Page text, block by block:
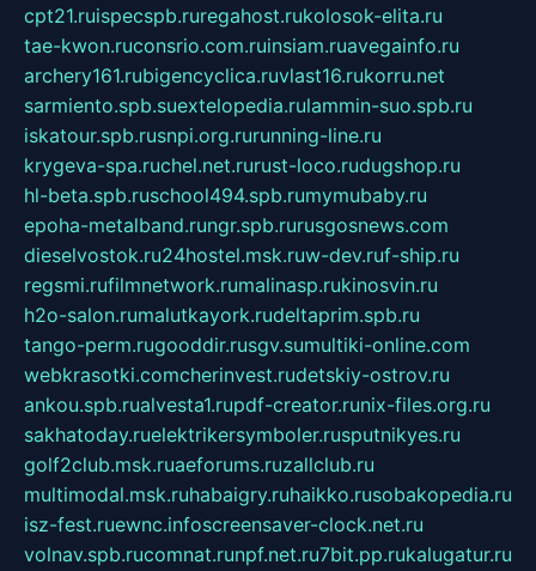
cpt21.ruispecspb.ruregahost.rukolosok-elita.ru
tae-kwon.ruconsrio.com.ruinsiam.ruavegainfo.ru
archery161.rubigencyclica.ruvlast16.rukorru.net
sarmiento.spb.suextelopedia.rulammin-suo.spb.ru
iskatour.spb.rusnpi.org.rurunning-line.ru
krygeva-spa.ruchel.net.rurust-loco.rudugshop.ru
hl-beta.spb.ruschool494.spb.rumymubaby.ru
epoha-metalband.rungr.spb.rurusgosnews.com
dieselvostok.ru24hostel.msk.ruw-dev.ruf-ship.ru
regsmi.rufilmnetwork.rumalinasp.rukinosvin.ru
h2o-salon.rumalutkayork.rudeltaprim.spb.ru
tango-perm.rugooddir.rusgv.sumultiki-online.com
webkrasotki.comcherinvest.rudetskiy-ostrov.ru
ankou.spb.rualvesta1.rupdf-creator.runix-files.org.ru
sakhatoday.ruelektrikersymboler.rusputnikyes.ru
golf2club.msk.ruaeforums.ruzallclub.ru
multimodal.msk.ruhabaigry.ruhaikko.rusobakopedia.ru
isz-fest.ruewnc.infoscreensaver-clock.net.ru
volnav.spb.rucomnat.runpf.net.ru7bit.pp.rukalugatur.ru